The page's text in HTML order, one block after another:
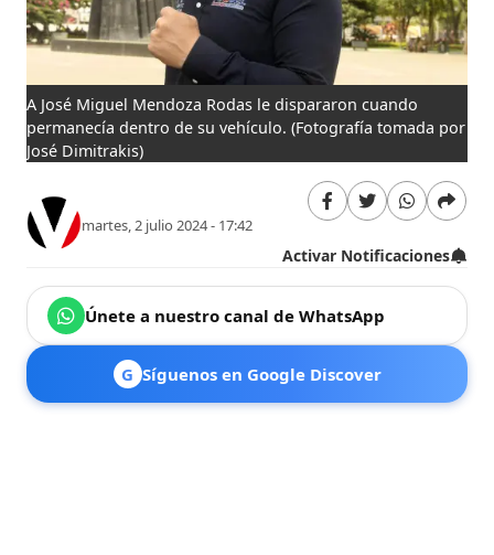
A José Miguel Mendoza Rodas le dispararon cuando
permanecía dentro de su vehículo. (Fotografía tomada por
José Dimitrakis)
martes, 2 julio 2024 - 17:42
Activar Notificaciones
Únete a nuestro canal de WhatsApp
G Síguenos en Google Discover